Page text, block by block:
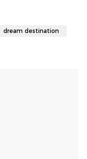
dream destination